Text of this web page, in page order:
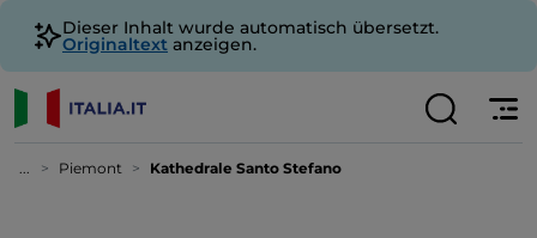
Dieser Inhalt wurde automatisch übersetzt.
Originaltext anzeigen.
... Piemont Kathedrale Santo Stefano